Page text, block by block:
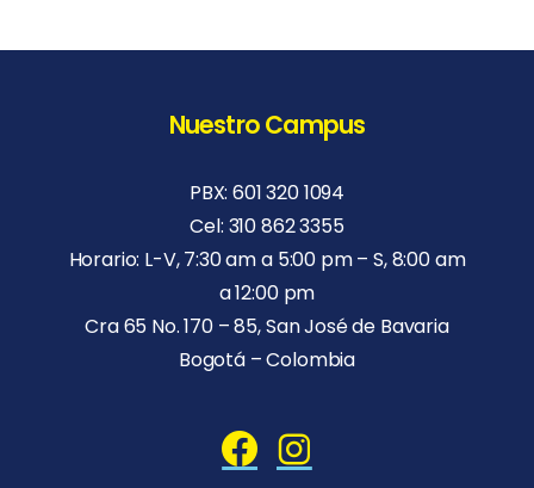
Nuestro Campus
PBX: 601 320 1094
Cel: 310 862 3355
Horario: L-V, 7:30 am a 5:00 pm – S, 8:00 am
a 12:00 pm
Cra 65 No. 170 – 85, San José de Bavaria
Bogotá – Colombia